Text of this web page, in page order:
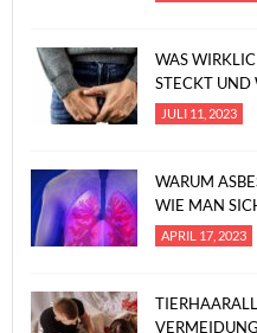
WAS
STECKT
JULI 11, 2023
WARUM
WIE MAN
APRIL 17, 2023